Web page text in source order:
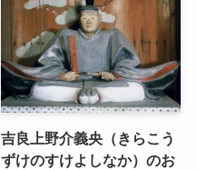
吉良上野介義央（きらこう
ずけのすけよしなか）のお